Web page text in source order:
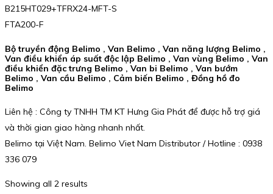
B215HT029+TFRX24-MFT-S
FTA200-F
Bộ truyền động Belimo , Van Belimo , Van năng lượng Belimo ,
Van điều khiển áp suất độc lập Belimo , Van vùng Belimo , Van
điều khiển đặc trưng Belimo , Van bi Belimo , Van bướm
Belimo , Van cầu Belimo , Cảm biến Belimo , Đồng hồ đo
Belimo
Liên hệ : Công ty TNHH TM KT Hưng Gia Phát để được hỗ trợ giá
và thời gian giao hàng nhanh nhất.
Belimo tại Việt Nam. Belimo Viet Nam Distributor / Hotline : 0938
336 079
Showing all 2 results